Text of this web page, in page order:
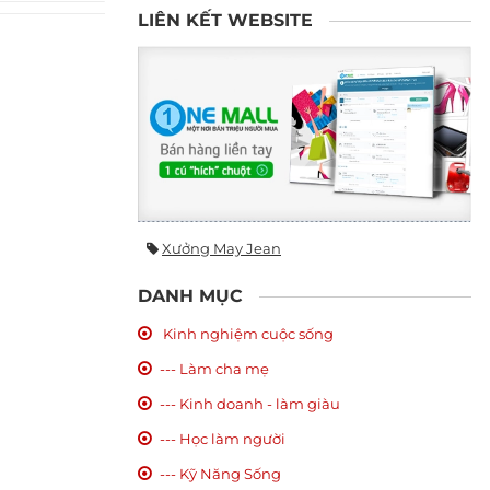
LIÊN KẾT WEBSITE
Xưởng May Jean
DANH MỤC
Kinh nghiệm cuộc sống
--- Làm cha mẹ
--- Kinh doanh - làm giàu
--- Học làm người
--- Kỹ Năng Sống